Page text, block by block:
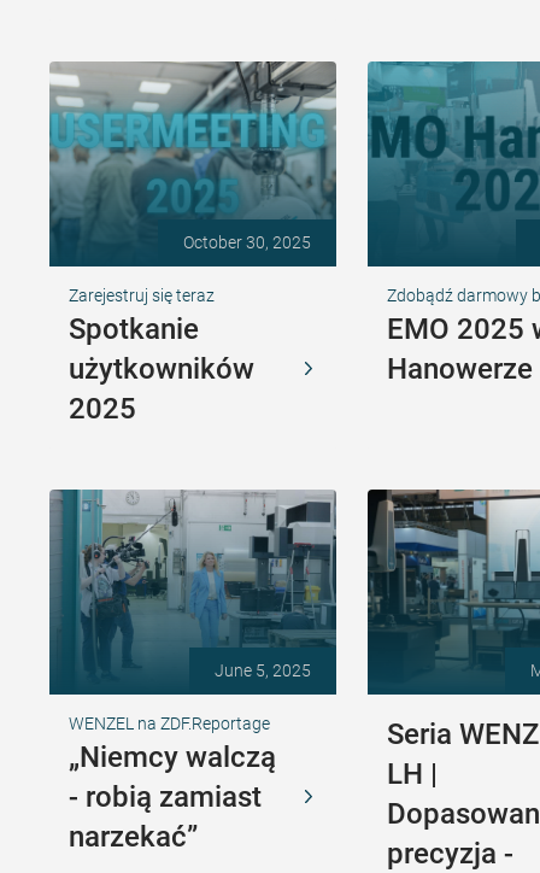
October 30, 2025
Zarejestruj się teraz
Spotkanie
użytkowników
2025
Zdobądź darmowy
EMO 2025
Hanowerze
June 5, 2025
WENZEL na ZDF.Reportage
„Niemcy walczą
- robią zamiast
narzekać”
Seria
LH |
precyzja -